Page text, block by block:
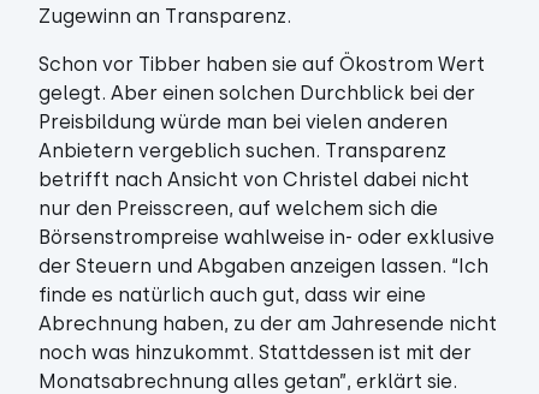
Zugewinn an Transparenz.
Schon vor Tibber haben sie auf Ökostrom Wert
gelegt. Aber einen solchen Durchblick bei der
Preisbildung würde man bei vielen anderen
Anbietern vergeblich suchen. Transparenz
betrifft nach Ansicht von Christel dabei nicht
nur den Preisscreen, auf welchem sich die
Börsenstrompreise wahlweise in- oder exklusive
der Steuern und Abgaben anzeigen lassen. “Ich
finde es natürlich auch gut, dass wir eine
Abrechnung haben, zu der am Jahresende nicht
noch was hinzukommt. Stattdessen ist mit der
Monatsabrechnung alles getan”, erklärt sie.